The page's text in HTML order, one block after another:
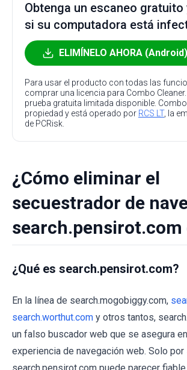
Obtenga un escaneo
si su computadora está
ELIMÍNELO AHORA (Android)
Para usar el producto con todas las
comprar una licencia para Combo
prueba gratuita limitada disponible. Combo
propiedad y está operado por RCS LT, la
de PCRisk.
¿Cómo eliminar el
secuestrador de
search.pensirot.com
¿Qué es search.pensirot.com?
En la línea de search.mogobiggy.com,
search.worthut.com y otros tantos,
un falso buscador web que se asegura
experiencia de navegación web. Solo por